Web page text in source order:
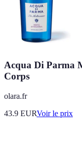
Acqua Di Parma
Corps
olara.fr
43.9 EURVoir le prix